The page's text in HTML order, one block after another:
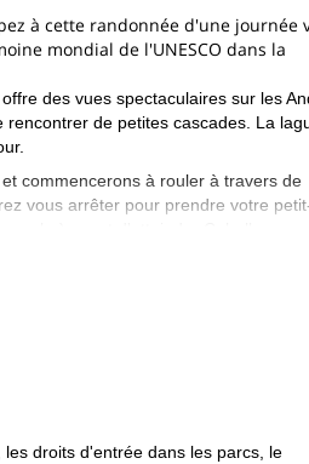
à cette randonnée d'une journée
mondial de l'UNESCO dans la
des vues spectaculaires sur les
de petites cascades. La
commencerons à rouler à travers de
vous arrêter pour prendre votre
superbes sommets de la région
quelques heures à marcher à une
du parcours.
Pérouque nous offrons !
droits d'entrée dans les parcs, le